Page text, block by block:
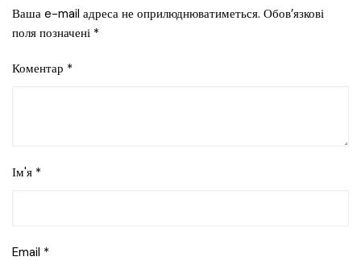
Ваша e-mail адреса не оприлюднюватиметься. Обов’язкові
поля позначені *
Коментар *
Ім'я *
Email *